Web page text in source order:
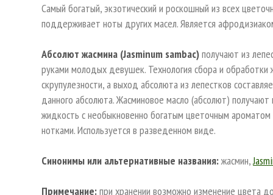
Самый богатый, экзотический и роскошный из всех
поддерживает ноты других масел. Является
Абсолют жасмина (Jasminum sambac)получают из
руками молодых девушек. Технология сбора и
скрупулезности, а выход абсолюта из лепестков
данного абсолюта. Жасминовое масло (абсолют)
жидкость с необыкновенно богатым цветочным
нотками. Используется в разведенном виде.
Синонимы или альтернативные названия:жасмин,
Примечание:при хранении возможно изменение цвета